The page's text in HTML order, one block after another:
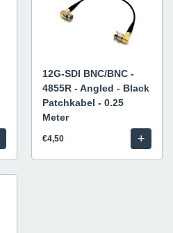
12G-SDI BNC/BNC -
4855R - Angled - Black
Patchkabel - 0.25
Meter
€4,50 +